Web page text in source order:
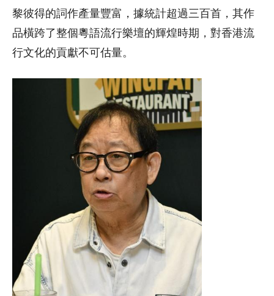
黎彼得的詞作產量豐富，據統計超過三百首，其作
品橫跨了整個粵語流行樂壇的輝煌時期，對香港流
行文化的貢獻不可估量。